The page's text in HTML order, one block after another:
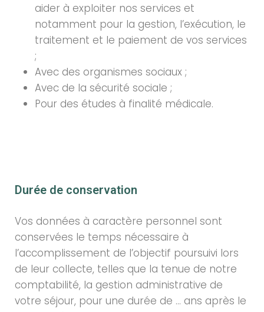
aider à exploiter nos services et
notamment pour la gestion, l’exécution, le
traitement et le paiement de vos services
;
Avec des organismes sociaux ;
Avec de la sécurité sociale ;
Pour des études à finalité médicale.
Durée de conservation
Vos données à caractère personnel sont
conservées le temps nécessaire à
l’accomplissement de l’objectif poursuivi lors
de leur collecte, telles que la tenue de notre
comptabilité, la gestion administrative de
votre séjour, pour une durée de … ans après le